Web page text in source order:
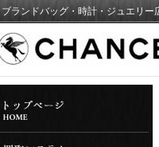
ブランドバッグ・時計・ジュエリ